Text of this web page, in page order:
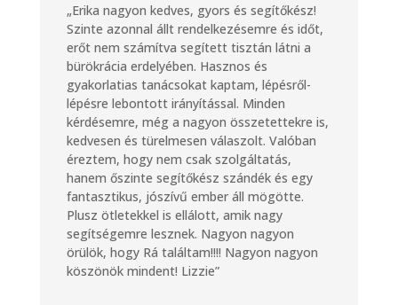
„Erika nagyon kedves, gyors és segítőkész!
Szinte azonnal állt rendelkezésemre és időt,
erőt nem számítva segített tisztán látni a
bürökrácia erdelyében. Hasznos és
gyakorlatias tanácsokat kaptam, lépésről-
lépésre lebontott irányítással. Minden
kérdésemre, még a nagyon összetettekre is,
kedvesen és türelmesen válaszolt. Valóban
éreztem, hogy nem csak szolgáltatás,
hanem őszinte segítőkész szándék és egy
fantasztikus, jószívű ember áll mögötte.
Plusz ötletekkel is ellálott, amik nagy
segítségemre lesznek. Nagyon nagyon
örülök, hogy Rá találtam!!!! Nagyon nagyon
köszönök mindent! Lizzie”